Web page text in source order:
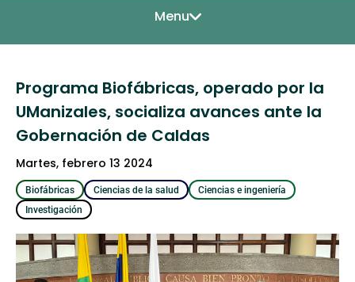
Menu
Programa Biofábricas, operado por la
UManizales, socializa avances ante la
Gobernación de Caldas
martes, febrero 13 2024
Biofábricas Ciencias de la salud
Ciencias e ingeniería
Investigación